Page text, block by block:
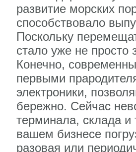
развитие морских
способствовало
Поскольку
стало уже не просто
Конечно,
первыми
электроники,
бережно. Сейчас
терминала, склада и
вашем бизнесе
разовая или